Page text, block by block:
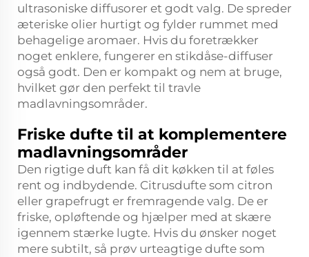
ultrasoniske diffusorer et godt valg. De spreder
æteriske olier hurtigt og fylder rummet med
behagelige aromaer. Hvis du foretrækker
noget enklere, fungerer en stikdåse-diffuser
også godt. Den er kompakt og nem at bruge,
hvilket gør den perfekt til travle
madlavningsområder.
Friske dufte til at komplementere
madlavningsområder
Den rigtige duft kan få dit køkken til at føles
rent og indbydende. Citrusdufte som citron
eller grapefrugt er fremragende valg. De er
friske, opløftende og hjælper med at skære
igennem stærke lugte. Hvis du ønsker noget
mere subtilt, så prøv urteagtige dufte som